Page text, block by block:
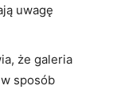
uwagę
że galeria
sposób